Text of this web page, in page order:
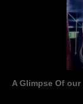
A Glimpse Of